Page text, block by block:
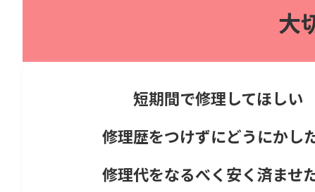
大
短期間で修理してほしい
修理歴をつけずにどうにかし
修理代をなるべく安く済ませ